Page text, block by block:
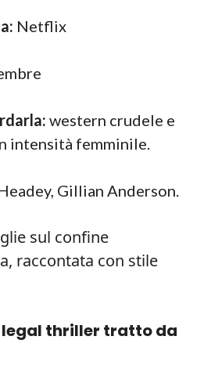
Netflix
western crudele e
intensità femminile.
Gillian Anderson.
sul confine
raccontata con stile
legal thriller tratto da